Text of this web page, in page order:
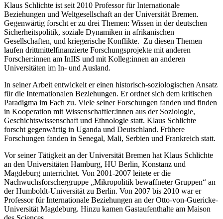
Klaus Schlichte ist seit 2010 Professor für Internationale
Beziehungen und Weltgesellschaft an der Universität Bremen.
Gegenwärtig forscht er zu drei Themen: Wissen in der deutschen
Sicherheitspolitik, soziale Dynamiken in afrikanischen
Gesellschaften, und kriegerische Konflikte. Zu diesen Themen
laufen drittmittelfinanzierte Forschungsprojekte mit anderen
Forscher:innen am InIIS und mit Kolleg:innen an anderen
Universitäten im In- und Ausland.
In seiner Arbeit entwickelt er einen historisch-soziologischen Ansatz
für die Internationalen Beziehungen. Er ordnet sich dem kritischen
Paradigma im Fach zu. Viele seiner Forschungen fanden und finden
in Kooperation mit Wissenschaftler:innen aus der Soziologie,
Geschichtswissenschaft und Ethnologie statt. Klaus Schlichte
forscht gegenwärtig in Uganda und Deutschland. Frühere
Forschungen fanden in Senegal, Mali, Serbien und Frankreich statt.
Vor seiner Tätigkeit an der Universität Bremen hat Klaus Schlichte
an den Universitäten Hamburg, HU Berlin, Konstanz und
Magdeburg unterrichtet. Von 2001-2007 leitete er die
Nachwuchsforschergruppe „Mikropolitik bewaffneter Gruppen“ an
der Humboldt-Universität zu Berlin. Von 2007 bis 2010 war er
Professor für Internationale Beziehungen an der Otto-von-Guericke-
Universität Magdeburg. Hinzu kamen Gastaufenthalte am Maison